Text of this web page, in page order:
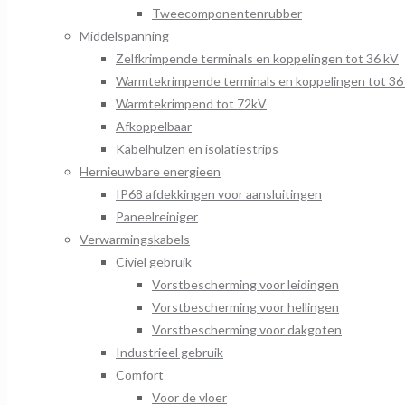
Tweecomponentenrubber
Middelspanning
Zelfkrimpende terminals en koppelingen tot 36 kV
Warmtekrimpende terminals en koppelingen tot
Warmtekrimpend tot 72kV
Afkoppelbaar
Kabelhulzen en isolatiestrips
Hernieuwbare energieen
IP68 afdekkingen voor aansluitingen
Paneelreiniger
Verwarmingskabels
Civiel gebruik
Vorstbescherming voor leidingen
Vorstbescherming voor hellingen
Vorstbescherming voor dakgoten
Industrieel gebruik
Comfort
Voor de vloer